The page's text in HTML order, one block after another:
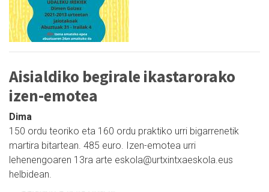
Aisialdiko begirale ikastarorako
izen-emotea
Dima
150 ordu teoriko eta 160 ordu praktiko urri bigarrenetik
martira bitartean. 485 euro. Izen-emotea urri
lehenengoaren 13ra arte eskola@urtxintxaeskola.eus
helbidean.